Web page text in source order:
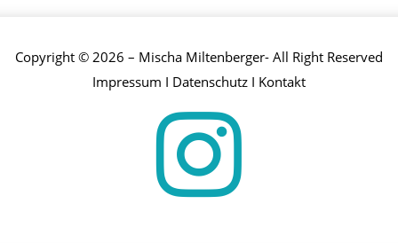
Copyright © 2026 – Mischa Miltenberger- All Right Reserved
Impressum I DatenschutzI Kontakt
